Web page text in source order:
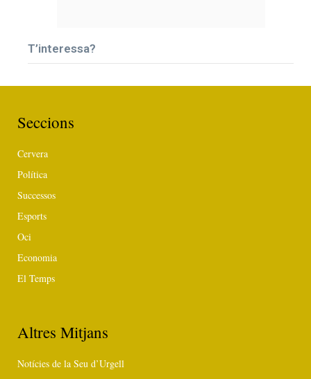
T’interessa?
Seccions
Cervera
Política
Successos
Esports
Oci
Economia
El Temps
Altres Mitjans
Notícies de la Seu d’Urgell